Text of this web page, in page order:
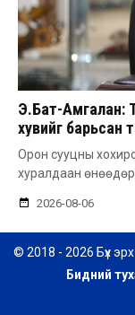
Э.Бат-Амгалан:
хувийг барьсан
авдаг болгоно
Орон сууцны
хуралдаан
2026-08-06
© 2018 - 2026 Бүх
Бидний